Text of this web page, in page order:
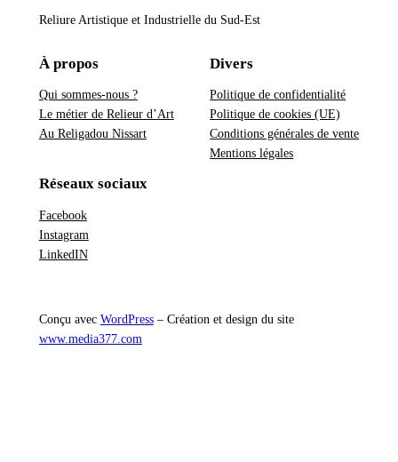
Reliure Artistique et Industrielle du Sud-Est
À propos
Qui sommes-nous ?
Le métier de Relieur d’Art
Au Religadou Nissart
Divers
Politique de confidentialité
Politique de cookies (UE)
Conditions générales de vente
Mentions légales
Réseaux sociaux
Facebook
Instagram
LinkedIN
Conçu avec WordPress– Création et design du site
www.media377.com